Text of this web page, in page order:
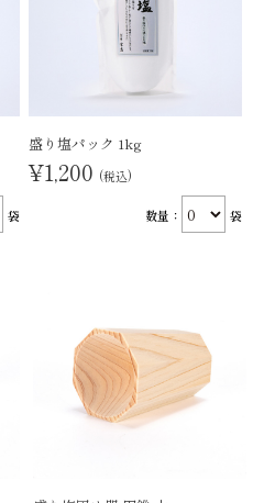
袋
盛り塩パック 1kg
¥1,200 (税込)
数量： 袋